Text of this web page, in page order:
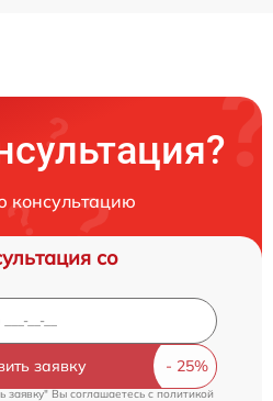
консультацию
со
заявку
заявку" Вы соглашаетесь cполитикой